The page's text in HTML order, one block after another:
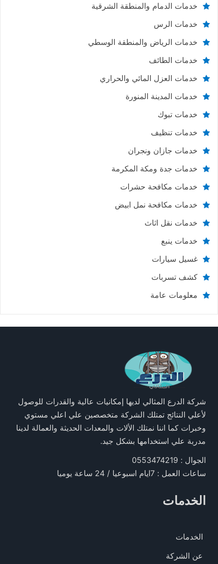
خدمات الدمام والمنطقة الشرقية
خدمات الرس
خدمات الرياض والمنطقة الوسطي
خدمات الطائف
خدمات العزل المائي والحراري
خدمات المدينة المنورة
خدمات تبوك
خدمات تنظيف
خدمات جازان ونجران
خدمات جدة ومكة المكرمة
خدمات مكافحة حشرات
خدمات مكافحة نمل ابيض
خدمات نقل اثاث
خدمات ينبع
غسيل سيارات
كشف تسربات
معلومات عامة
شركة الدرع المثالي لديها إمكانيات عالية والقدرات للوصول
لأعلي النتائج تمتلك الشركة متخصصين علي اعلي مستوي
وخبرات كما اننا نمتلك الألات والمعدات الحديثة والعمالة لدينا
مدربة علي استخدامها بشكل جيد.
الجوال : 0553474219
ساعات العمل : 7ايام اسبوعيا / 24 ساعة يوميا
الخدمات
الخدمات
عن الشركة